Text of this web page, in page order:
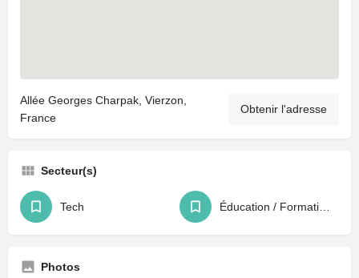
Allée Georges Charpak, Vierzon,
France
Obtenir l'adresse
Secteur(s)
Tech
Photos